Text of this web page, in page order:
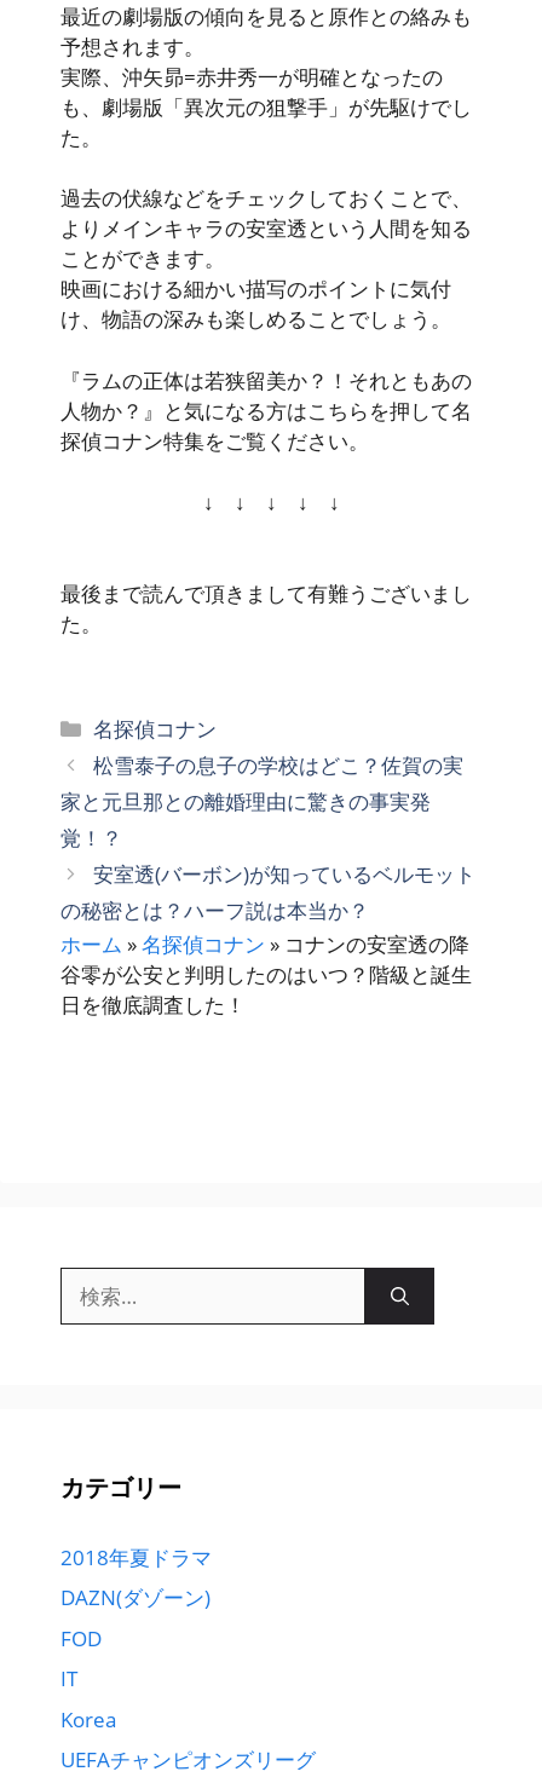
最近の劇場版の傾向を見ると原作との絡みも
予想されます。
実際、沖矢昴=赤井秀一が明確となったの
も、劇場版「異次元の狙撃手」が先駆けでし
た。
過去の伏線などをチェックしておくことで、
よりメインキャラの安室透という人間を知る
ことができます。
映画における細かい描写のポイントに気付
け、物語の深みも楽しめることでしょう。
『ラムの正体は若狭留美か？！それともあの
人物か？』 と気になる方はこちらを押して名
探偵コナン特集をご覧ください。
↓ ↓ ↓ ↓ ↓
最後まで読んで頂きまして有難うございまし
た。
カ
テ
ゴ
リ
ー
名探偵コナン
松雪泰子の息子の学校はどこ？佐賀の実
家と元旦那との離婚理由に驚きの事実発
覚！？
安室透(バーボン)が知っているベルモット
の秘密とは？ハーフ説は本当か？
ホーム »名探偵コナン » コナンの安室透の降
谷零が公安と判明したのはいつ？階級と誕生
日を徹底調査した！
索:
カテゴリー
2018年夏ドラマ
DAZN(ダゾーン)
FOD
IT
Korea
UEFAチャンピオンズリーグ